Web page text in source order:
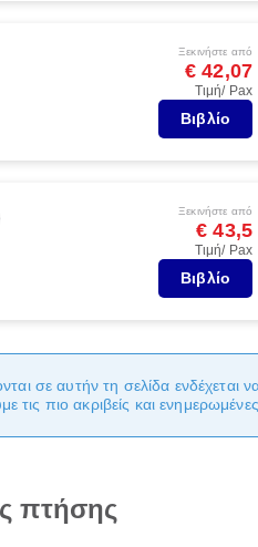
Ξεκινήστε από
€ 42,07
Τιμή/ Pax
Βιβλίο
Ξεκινήστε από
€ 43,5
Τιμή/ Pax
Βιβλίο
σε αυτήν τη σελίδα ενδέχεται
πιο ακριβείς και
πτήσης